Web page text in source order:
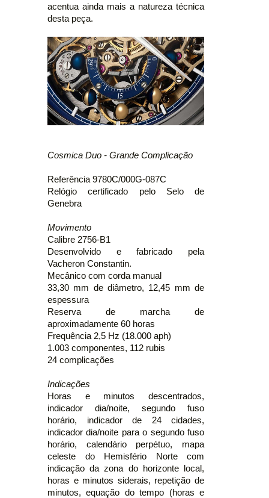
acentua ainda mais a natureza técnica
desta peça.
Cosmica Duo - Grande Complicação
Referência 9780C/000G-087C
Relógio certificado pelo Selo de
Genebra
Movimento
Calibre 2756-B1
Desenvolvido e fabricado pela
Vacheron Constantin.
Mecânico com corda manual
33,30 mm de diâmetro, 12,45 mm de
espessura
Reserva de marcha de
aproximadamente 60 horas
Frequência 2,5 Hz (18.000 aph)
1.003 componentes, 112 rubis
24 complicações
Indicações
Horas e minutos descentrados,
indicador dia/noite, segundo fuso
horário, indicador de 24 cidades,
indicador dia/noite para o segundo fuso
horário, calendário perpétuo, mapa
celeste do Hemisfério Norte com
indicação da zona do horizonte local,
horas e minutos siderais, repetição de
minutos, equação do tempo (horas e